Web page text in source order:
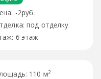
-2руб.
под отделку
6 этаж
110 м2